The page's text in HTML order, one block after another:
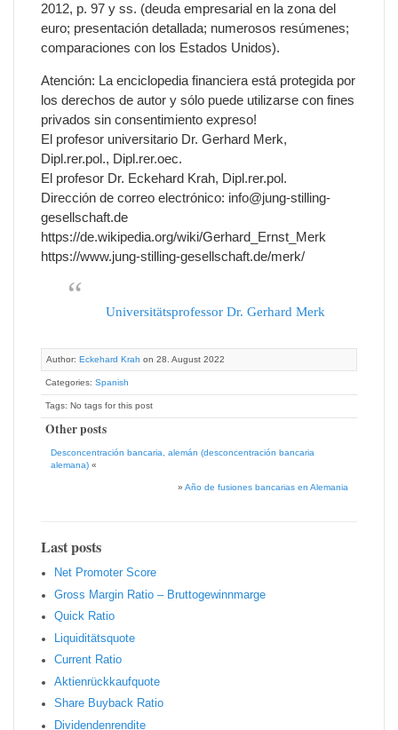
2012, p. 97 y ss. (deuda empresarial en la zona del
euro; presentación detallada; numerosos resúmenes;
comparaciones con los Estados Unidos).
Atención: La enciclopedia financiera está protegida por
los derechos de autor y sólo puede utilizarse con fines
privados sin consentimiento expreso!
El profesor universitario Dr. Gerhard Merk,
Dipl.rer.pol., Dipl.rer.oec.
El profesor Dr. Eckehard Krah, Dipl.rer.pol.
Dirección de correo electrónico: info@jung-stilling-
gesellschaft.de
https://de.wikipedia.org/wiki/Gerhard_Ernst_Merk
https://www.jung-stilling-gesellschaft.de/merk/
Universitätsprofessor Dr. Gerhard Merk
Author: Eckehard Krah on 28. August 2022
Categories: Spanish
Tags: No tags for this post
Other posts
Desconcentración bancaria, alemán (desconcentración bancaria
alemana) «
» Año de fusiones bancarias en Alemania
Last posts
Net Promoter Score
Gro ss Margin Ratio – Bruttogewinnmarge
Quic k Ratio
Liquiditätsquote
Current Ratio
Aktienrückkaufquote
Sha re Buyback Ratio
Dividendenrendite